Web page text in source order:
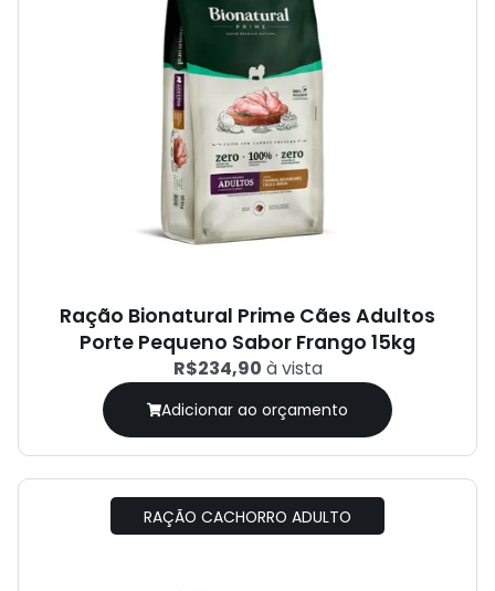
Ração Bionatural Prime Cães Adultos
Porte Pequeno Sabor Frango 15kg
R$234,90 à vista
Adicionar ao orçamento
RAÇÃO CACHORRO ADULTO